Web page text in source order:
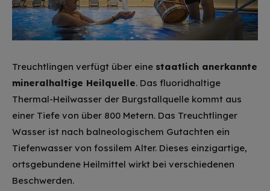
Treuchtlingen verfügt über eine staatlich anerkannte
mineralhaltige Heilquelle. Das fluoridhaltige
Thermal-Heilwasser der Burgstallquelle kommt aus
einer Tiefe von über 800 Metern. Das Treuchtlinger
Wasser ist nach balneologischem Gutachten ein
Tiefenwasser von fossilem Alter. Dieses einzigartige,
ortsgebundene Heilmittel wirkt bei verschiedenen
Beschwerden.